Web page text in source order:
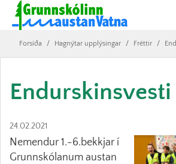
Forsíða / Hagnýtar upplýsingar / Fréttir /
24.02.2021
Nemendur 1.-6.bekkjar í
Grunnskólanum austan